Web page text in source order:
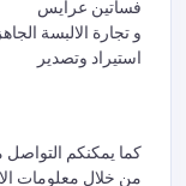
فساتين عرايس
و تجارة الالبسة
استيراد وتصدير
كما يمكنكم
من خلال معلومات